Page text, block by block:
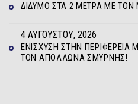
ΔΊΔΥΜΟ ΣΤΑ 2 ΜΈΤΡΑ ΜΕ ΤΟΝ
ΕΝΊΣΧΥΣΗ ΣΤΗΝ
ΤΟΝ ΑΠΌΛΛΩΝΑ ΣΜΎΡΝΗΣ!
4 ΑΥΓΟΎΣΤΟΥ, 2026